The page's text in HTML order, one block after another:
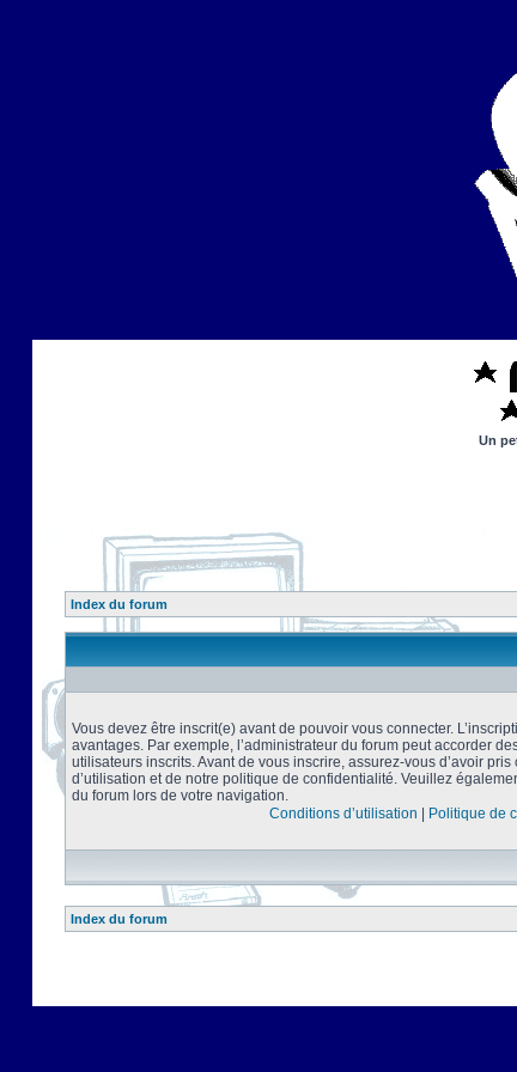
Un
Index du forum
Vous devez être inscrit(e) avant de pouvoir vous connecter.
avantages. Par exemple, l’administrateur du forum peut accorder
utilisateurs inscrits. Avant de vous inscrire, assurez-vous d’avoir
d’utilisation et de notre politique de confidentialité. Veuillez
du forum lors de votre navigation.
Conditions d’utilisation
Politique de
Index du forum